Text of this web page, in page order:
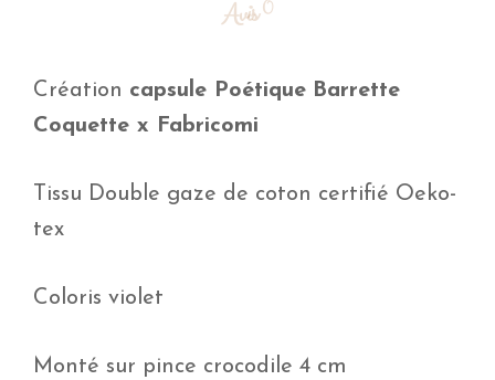
Avis 0
Création capsule Poétique Barrette
Coquette x Fabricomi
Tissu Double gaze de coton certifié Oeko-
tex
Coloris violet
Monté sur pince crocodile 4 cm